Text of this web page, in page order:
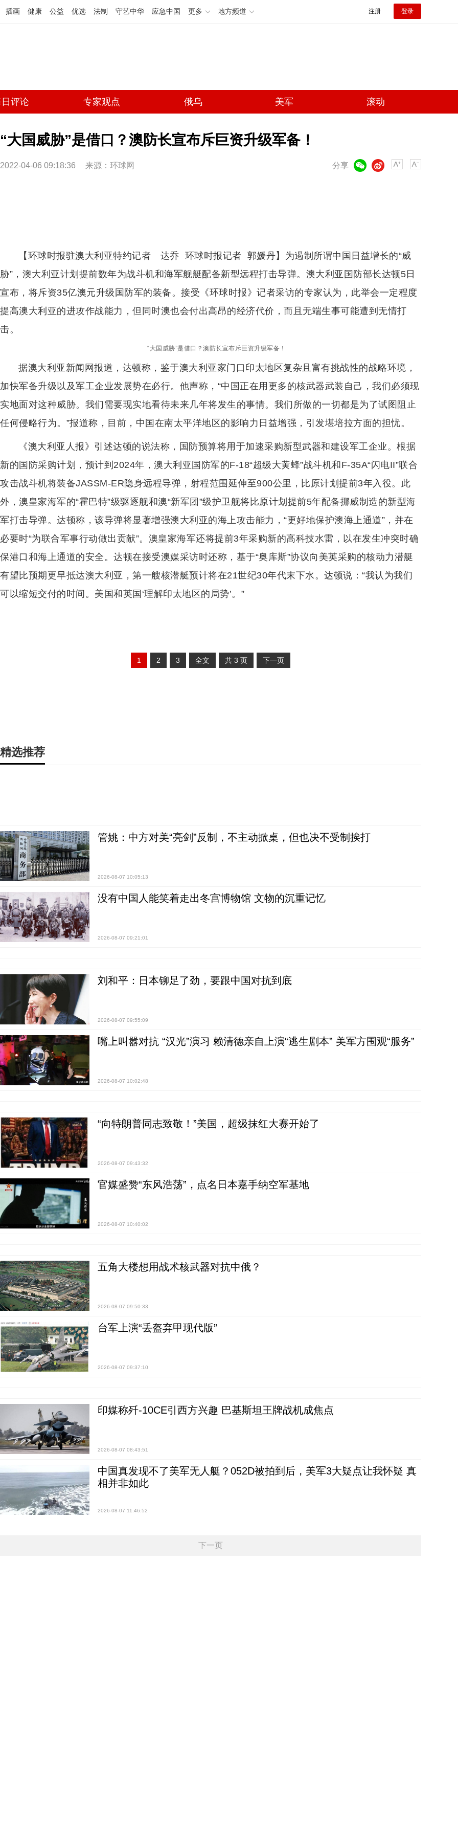
插画 健康 公益 优选 法制 守艺中华 应急中国 更多 地方频道 注册 登录
评论 专家观点 俄乌 美军 滚动
“大国威胁”是借口？澳防长宣布斥巨资升级军备！
2022-04-06 09:18:36 来源： 环球网 分享
微博
【环球时报驻澳大利亚特约记者 达乔 环球时报记者 郭媛丹】为遏制所谓中国日益增长的“威
胁”，澳大利亚计划提前数年为战斗机和海军舰艇配备新型远程打击导弹。澳大利亚国防部长达顿5日
宣布，将斥资35亿澳元升级国防军的装备。接受《环球时报》记者采访的专家认为，此举会一定程度
提高澳大利亚的进攻作战能力，但同时澳也会付出高昂的经济代价，而且无端生事可能遭到无情打
击。
“大国威胁”是借口？澳防长宣布斥巨资升级军备！
据澳大利亚新闻网报道，达顿称，鉴于澳大利亚家门口印太地区复杂且富有挑战性的战略环境，
加快军备升级以及军工企业发展势在必行。他声称，“中国正在用更多的核武器武装自己，我们必须现
实地面对这种威胁。我们需要现实地看待未来几年将发生的事情。我们所做的一切都是为了试图阻止
任何侵略行为。”报道称，目前，中国在南太平洋地区的影响力日益增强，引发堪培拉方面的担忧。
《澳大利亚人报》引述达顿的说法称，国防预算将用于加速采购新型武器和建设军工企业。根据
新的国防采购计划，预计到2024年，澳大利亚国防军的F-18“超级大黄蜂”战斗机和F-35A“闪电II”联合
攻击战斗机将装备JASSM-ER隐身远程导弹，射程范围延伸至900公里，比原计划提前3年入役。此
外，澳皇家海军的“霍巴特”级驱逐舰和澳“新军团”级护卫舰将比原计划提前5年配备挪威制造的新型海
军打击导弹。达顿称，该导弹将显著增强澳大利亚的海上攻击能力，“更好地保护澳海上通道”，并在
必要时“为联合军事行动做出贡献”。澳皇家海军还将提前3年采购新的高科技水雷，以在发生冲突时确
保港口和海上通道的安全。达顿在接受澳媒采访时还称，基于“奥库斯”协议向美英采购的核动力潜艇
有望比预期更早抵达澳大利亚，第一艘核潜艇预计将在21世纪30年代末下水。达顿说：“我认为我们
可以缩短交付的时间。美国和英国‘理解印太地区的局势’。”
1 2 3 全文 共 3 页 下一页
精选推荐
管姚：中方对美“亮剑”反制，不主动掀桌，但也决不受制挨打
2026-08-07 10:05:13
没有中国人能笑着走出冬宫博物馆 文物的沉重记忆
2026-08-07 09:21:01
刘和平：日本铆足了劲，要跟中国对抗到底
2026-08-07 09:55:09
嘴上叫嚣对抗 “汉光”演习 赖清德亲自上演“逃生剧本” 美军方围观“服务”
2026-08-07 10:02:48
“向特朗普同志致敬！”美国，超级抹红大赛开始了
2026-08-07 09:43:32
官媒盛赞“东风浩荡”，点名日本嘉手纳空军基地
2026-08-07 10:40:02
五角大楼想用战术核武器对抗中俄？
2026-08-07 09:50:33
台军上演“丢盔弃甲现代版”
2026-08-07 09:37:10
印媒称歼-10CE引西方兴趣 巴基斯坦王牌战机成焦点
2026-08-07 08:43:51
中国真发现不了美军无人艇？052D被拍到后，美军3大疑点让我怀疑 真
相并非如此
2026-08-07 11:46:52
下一页